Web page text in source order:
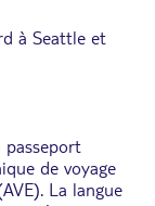
à Seattle et
passeport
de voyage
La langue